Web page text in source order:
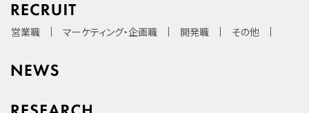
営業職 マーケティング・企画職 開発職 その他